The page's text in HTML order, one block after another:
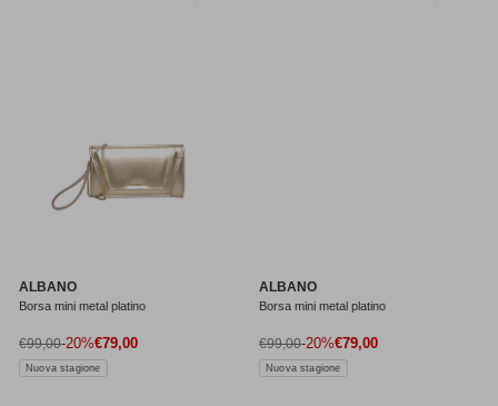
ALBANO
Borsa mini metal platino
Prezzo di vendita
€79,00
Prezzo normale
€99,00-20%
Nuova stagione
ALBANO
Borsa mini metal platino
Prezzo di vendita
€79,00
Prezzo normale
€99,00-20%
Nuova stagione